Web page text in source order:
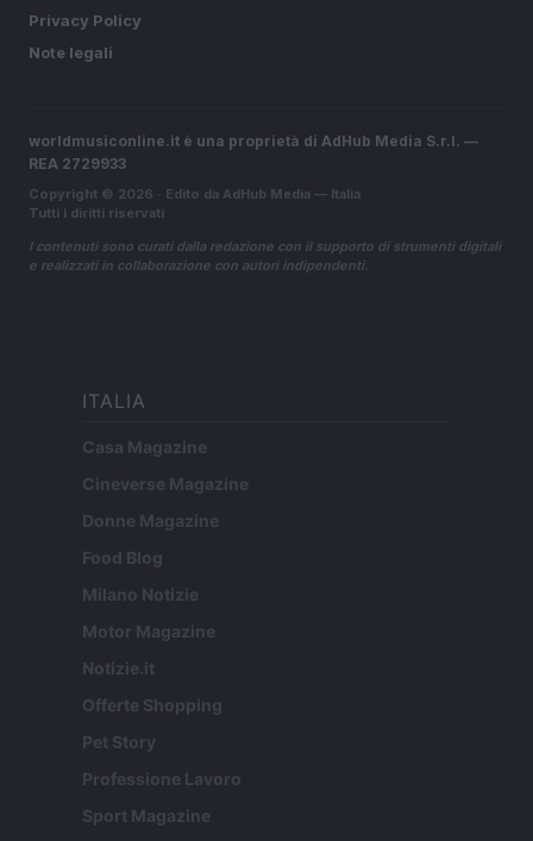
Privacy Policy
Note legali
worldmusiconline.it è una proprietà di AdHub Media S.r.l. —
REA 2729933
Copyright © 2026 · Edito da AdHub Media — Italia
Tutti i diritti riservati
I contenuti sono curati dalla redazione con il supporto di strumenti digitali
e realizzati in collaborazione con autori indipendenti.
ITALIA
Casa Magazine
Cineverse Magazine
Donne Magazine
Food Blog
Milano Notizie
Motor Magazine
Notizie.it
Offerte Shopping
Pet Story
Professione Lavoro
Sport Magazine